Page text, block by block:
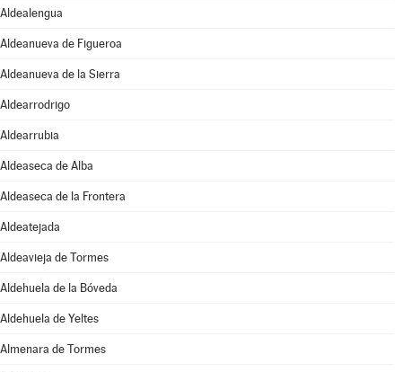
Aldealengua
Aldeanueva de Figueroa
Aldeanueva de la Sierra
Aldearrodrigo
Aldearrubia
Aldeaseca de Alba
Aldeaseca de la Frontera
Aldeatejada
Aldeavieja de Tormes
Aldehuela de la Bóveda
Aldehuela de Yeltes
Almenara de Tormes